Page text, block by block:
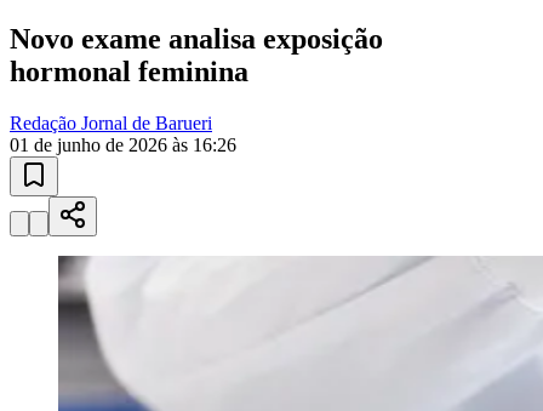
Juventude
Redação Jornal de Barueri